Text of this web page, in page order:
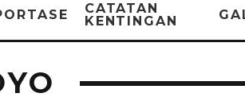
CATATAN
KENTINGAN